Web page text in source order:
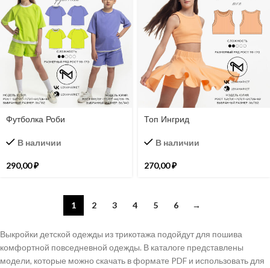
Футболка Роби
В наличии
290,00₽
Топ Ингрид
В наличии
270,00₽
1 2 3 4 5 6 →
Выкройки детской одежды из трикотажа подойдут для пошива
комфортной повседневной одежды. В каталоге представлены
модели, которые можно скачать в формате PDF и использовать для